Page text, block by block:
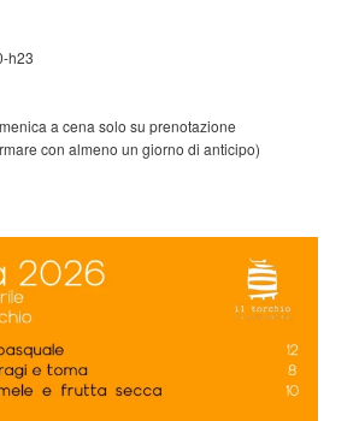
h23
a cena solo su prenotazione
con almeno un giorno di anticipo)